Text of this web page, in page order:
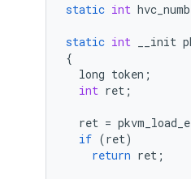
static int
static int __init
{
long token ;
int ret ;
ret =
if (ret)
return ret ;